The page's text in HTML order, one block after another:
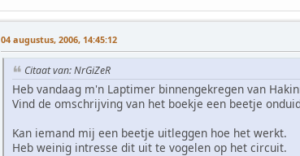
04 augustus, 2006, 14:45:12
Citaat van: NrGiZeR
Heb vandaag m'n Laptimer binnengekregen van
Vind de omschrijving van het boekje een beetje
Kan iemand mij een beetje uitleggen hoe het werkt.
Heb weinig intresse dit uit te vogelen op het circuit.